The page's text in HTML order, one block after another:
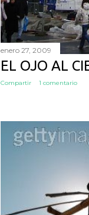
enero 27, 2009
EL OJO AL
Compartir 1 comentario